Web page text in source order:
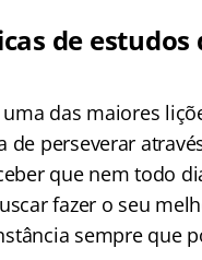
de estudos
uma das maiores
de perseverar
que nem todo
fazer o seu
sempre que